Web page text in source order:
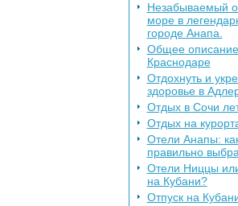
Незабываемый
море в
городе Анапа.
Общее
Краснодаре
Отдохнуть и
здоровье в
Отдых в Сочи
Отдых на
Отели Анапы:
правильно
Отели Ниццы
на Кубани?
Отпуск на